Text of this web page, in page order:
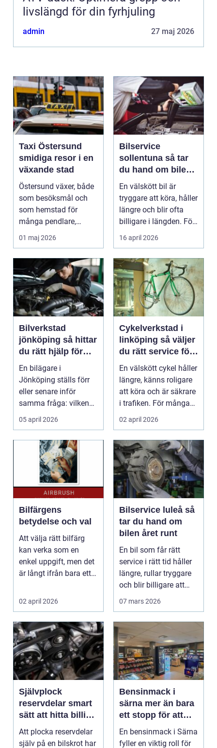
livslängd för din fyrhjuling
admin 27 maj 2026
Taxi Östersund
smidiga resor i en
växande stad
Östersund växer, både
som besöksmål och
som hemstad för
många pendlare,
studenter och
företagare. En...
01 maj 2026
Bilservice
sollentuna så tar
du hand om bilen
på ett smart sätt
En välskött bil är
tryggare att köra, håller
längre och blir ofta
billigare i längden. För
många bil...
16 april 2026
Bilverkstad
jönköping så hittar
du rätt hjälp för
bilen
En bilägare i
Jönköping ställs förr
eller senare inför
samma fråga: vilken
verkstad tar bäst hand
om...
05 april 2026
Cykelverkstad i
linköping så väljer
du rätt service för
din cykel
En välskött cykel håller
längre, känns roligare
att köra och är säkrare
i trafiken. För många
som cy...
02 april 2026
Bilfärgens
betydelse och val
Att välja rätt bilfärg
kan verka som en
enkel uppgift, men det
är långt ifrån bara ett
02 april 2026
Bilservice luleå så
tar du hand om
bilen året runt
En bil som får rätt
service i rätt tid håller
längre, rullar tryggare
och blir billigare att
äga. I ...
07 mars 2026
Självplock
reservdelar smart
sätt att hitta billiga
bildelar
Att plocka reservdelar
själv på en bilskrot har
Bensinmack i
särna mer än bara
ett stopp för att
tanka
En bensinmack i Särna
fyller en viktig roll för